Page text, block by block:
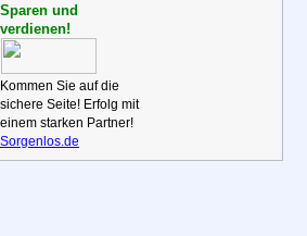
Sparen und
verdienen!
Kommen Sie auf die
sichere Seite! Erfolg mit
einem starken Partner!
Sorgenlos.de